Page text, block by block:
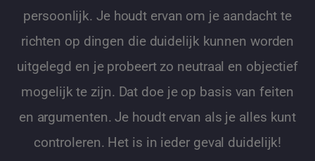
persoonlijk. Je houdt ervan om je aandacht te
richten op dingen die duidelijk kunnen worden
uitgelegd en je probeert zo neutraal en objectief
mogelijk te zijn. Dat doe je op basis van feiten
en argumenten. Je houdt ervan als je alles kunt
controleren. Het is in ieder geval duidelijk!